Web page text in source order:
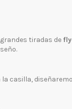
tiradas de
casilla,